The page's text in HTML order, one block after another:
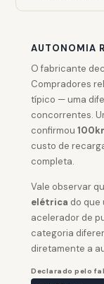
AUTONOMIA
O fabricante
Compradores
típico — uma
concorrentes.
confirmou
custo de
completa.
Vale observar
elétrica do que
acelerador de
categoria
diretamente a
Declarado pelo